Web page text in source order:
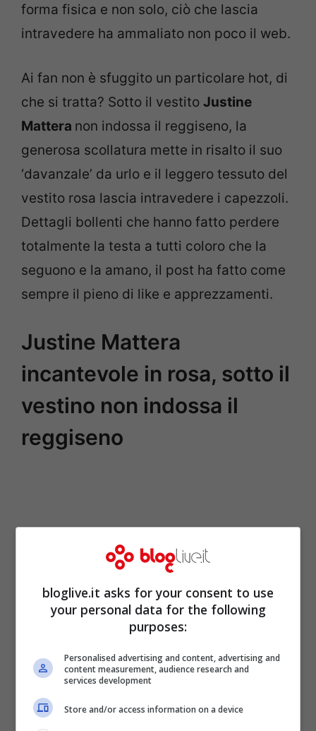
forma fisica e non solo, ciò che lascia
intravedere ha ammaliato non poco il web.
Ai fan non è sfuggito un particolare hot, di
che si tratta? Sotto il vestito Justine
Mattera non indossa il reggiseno, la
generosa scollatura mette in risalto il suo
‘davanzale’ da urlo e il leggero tessuto del
vestito rosa lascia intravedere i capezzoli.
Dettagli bollenti che hanno fatto perdere
totalmente la testa a tutti coloro che la
seguono e la amano, il post ha fatto come
sempre il pieno di like e apprezzamenti.
Justine Mattera
incantevole in rosa, sotto il
vestino non indossa il
reggiseno
bloglive.it asks for your consent to use
your personal data for the following
purposes:
Personalised advertising and content, advertising and
content measurement, audience research and
services development
Store and/or access information on a device